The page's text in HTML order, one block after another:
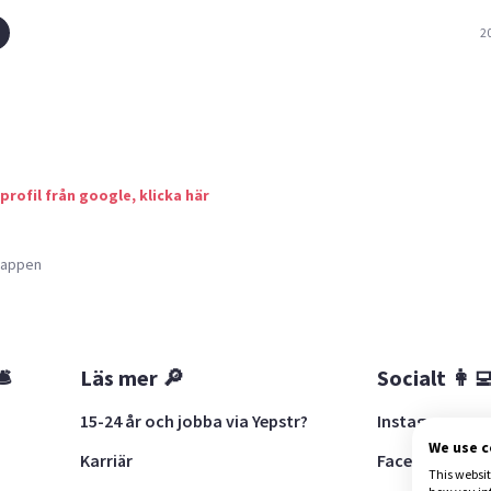
från google, klicka här
Läs mer 🔎
15-24 år och jobba via Yepstr?
Karriär
Socialt
Instagram
Facebook
We use
This